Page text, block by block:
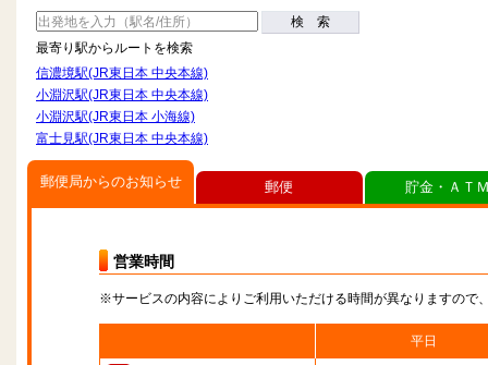
検 索
最寄り駅からルートを検索
信濃境駅(JR東日本 中央本線)
小淵沢駅(JR東日本 中央本線)
小淵沢駅(JR東日本 小海線)
富士見駅(JR東日本 中央本線)
郵便局からのお知らせ
営業時間
※サービスの内容によりご利用いただける時間が異なりますので
平日
郵便 貯金・ＡＴ